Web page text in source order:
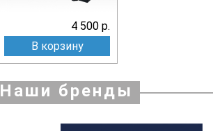
4 500 р.
В корзину
Наши бренды